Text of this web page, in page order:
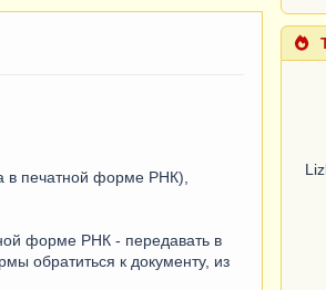
в печатной форме РНК),
форме РНК - передавать в
обратиться к документу, из